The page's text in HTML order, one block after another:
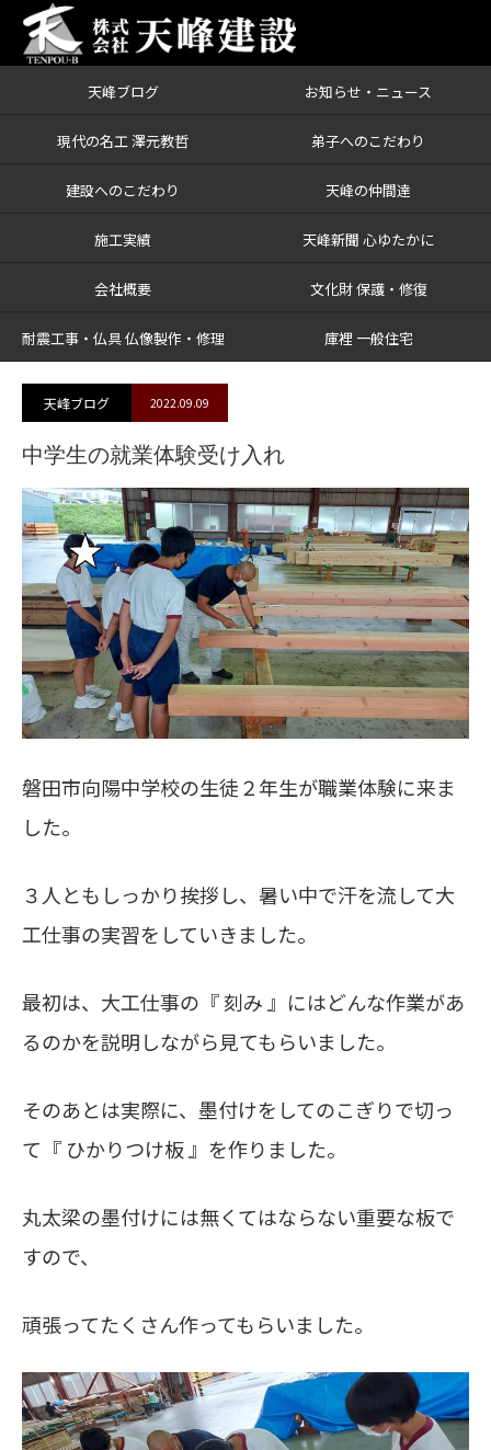
天峰ブログ お知らせ・ニュース
現代の名工 澤元教哲 弟子へのこだわり
建設へのこだわり 天峰の仲間達
施工実績 天峰新聞 心ゆたかに
会社概要 文化財 保護・修復
耐震工事・仏具 仏像製作・修理 庫裡 一般住宅
ブログ 中学生の就業体験受け入れ
天峰ブログ 2022.09.09
中学生の就業体験受け入れ
磐田市向陽中学校の生徒２年生が職業体験に来ま
した。
３人ともしっかり挨拶し、暑い中で汗を流して大
工仕事の実習をしていきました。
最初は、大工仕事の『 刻み 』にはどんな作業があ
るのかを説明しながら見てもらいました。
そのあとは実際に、墨付けをしてのこぎりで切っ
て『 ひかりつけ板 』を作りました。
丸太梁の墨付けには無くてはならない重要な板で
すので、
頑張ってたくさん作ってもらいました。